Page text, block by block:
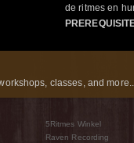
de ritmes en
classes, and
5Ritmes Winkel
Raven Recording